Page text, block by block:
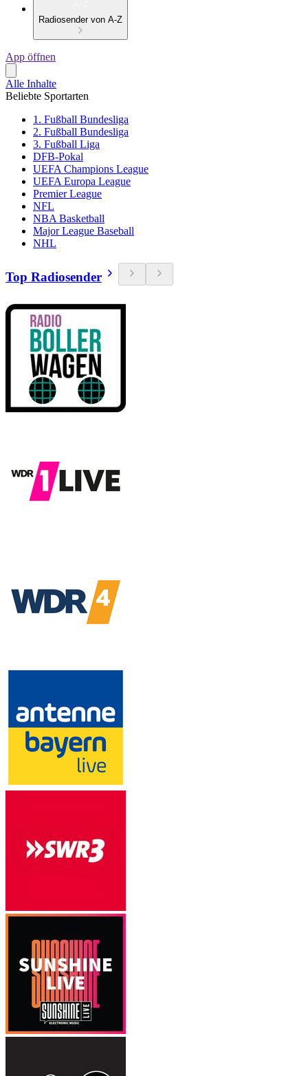
Radiosender von A-Z
App öffnen
Alle Inhalte
Beliebte Sportarten
1. Fußball Bundesliga
2. Fußball Bundesliga
3. Fußball Liga
DFB-Pokal
UEFA Champions League
UEFA Europa League
Premier League
NFL
NBA Basketball
Major League Baseball
NHL
Top Radiosender